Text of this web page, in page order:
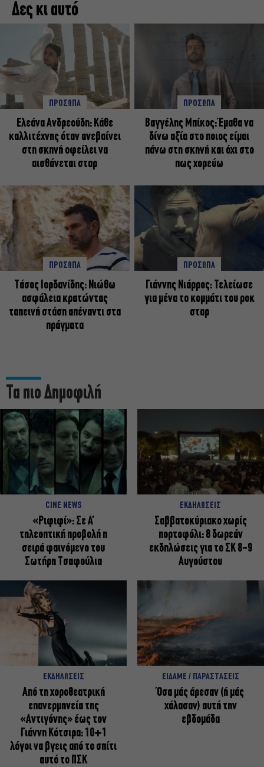
Δες κι αυτό
ΠΡΟΣΩΠΑ
Ελεάνα Ανδρεούδη: Κάθε
καλλιτέχνης όταν ανεβαίνει
στη σκηνή οφείλει να
αισθάνεται σταρ
ΠΡΟΣΩΠΑ
Βαγγέλης Μπίκος: Έμαθα να
δίνω αξία στο ποιος είμαι
πάνω στη σκηνή και όχι στο
πως χορεύω
ΠΡΟΣΩΠΑ
Tάσος Ιορδανίδης: Νιώθω
ασφάλεια κρατώντας
ταπεινή στάση απέναντι στα
πράγματα
ΠΡΟΣΩΠΑ
Γιάννης Νιάρρος: Τελείωσε
για μένα το κομμάτι του ροκ
σταρ
Τα πιο Δημοφιλή
CINE NEWS
«Ριφιφί»: Σε Α’
τηλεοπτική προβολή η
σειρά φαινόμενο του
Σωτήρη Τσαφούλια
ΕΚΔΗΛΩΣΕΙΣ
Σαββατοκύριακο χωρίς
πορτοφόλι: 8 δωρεάν
εκδηλώσεις για το ΣΚ 8-9
Αυγούστου
ΕΚΔΗΛΩΣΕΙΣ
Από τη χοροθεατρική
επανερμηνεία της
«Αντιγόνης» έως τον
Γιάννη Κότσιρα: 10+1
λόγοι να βγεις από το σπίτι
αυτό το ΠΣΚ
ΕΙΔΑΜΕ / ΠΑΡΑΣΤΑΣΕΙΣ
Όσα μάς άρεσαν (ή μάς
χάλασαν) αυτή την
εβδομάδα